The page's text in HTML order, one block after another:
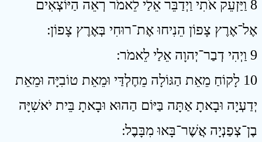
8 וַיַּזְעֵק אֹתִי וַיְדַבֵּר אֵלַי לֵאמֹר רְאֵה הַיּוֹצְאִים
אֶל־אֶרֶץ צָפוֹן הֵנִיחוּ אֶת־רוּחִי בְּאֶרֶץ צָפוֹן ׃
9 וַיְהִי דְבַר־יְהוָה אֵלַי לֵאמֹר ׃
10 לָקוֹחַ מֵאֵת הַגּוֹלָה מֵחֶלְדַּי וּמֵאֵת טוֹבִיָּה וּמֵאֵת
יְדַעְיָה וּבָאתָ אַתָּה בַּיּוֹם הַהוּא וּבָאתָ בֵּית יֹאשִׁיָּה
בֶן־צְפַנְיָה אֲשֶׁר־בָּאוּ מִבָּבֶל ׃